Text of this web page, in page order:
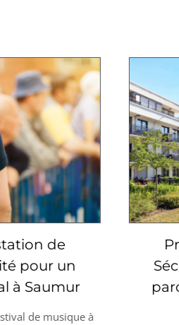
Sécurité pour un
parc résidentiel à